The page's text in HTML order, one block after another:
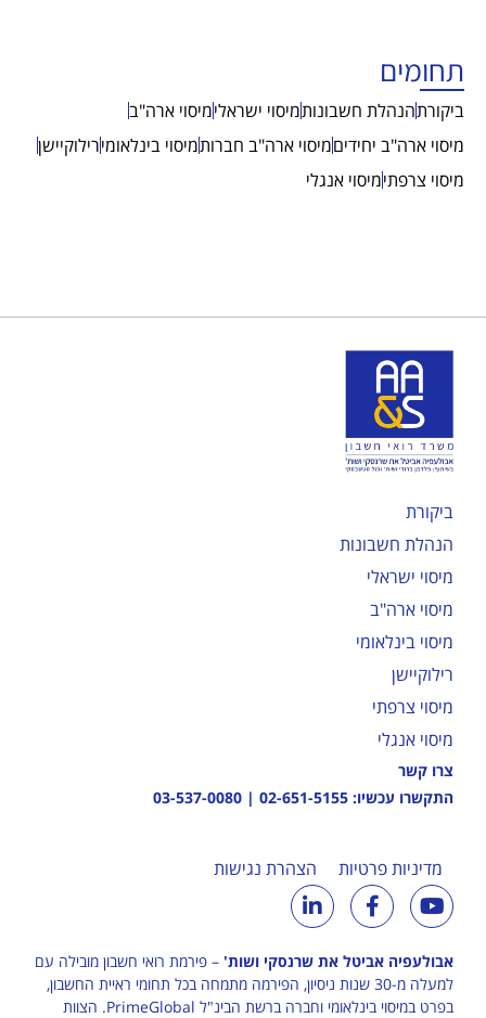
תחומים
ביקורתהנהלת חשבונותמיסוי ישראלימיסוי ארה"ב
מיסוי ארה"ב יחידיםמיסוי ארה"ב חברותמיסוי בינלאומירילוקיישן
מיסוי צרפתימיסוי אנגלי
ביקורת
הנהלת חשבונות
מיסוי ישראלי
מיסוי ארה"ב
מיסוי בינלאומי
רילוקיישן
מיסוי צרפתי
מיסוי אנגלי
צרו קשר
התקשרו עכשיו: 02-651-5155
|
03-537-0080
מדיניות פרטיות הצהרת נגישות
אבולעפיה אביטל את שרנסקי ושות' – פירמת רואי חשבון מובילה עם
למעלה מ-30 שנות ניסיון, הפירמה מתמחה בכל תחומי ראיית החשבון,
בפרט במיסוי בינלאומי וחברה ברשת הבינ"ל PrimeGlobal. הצוות